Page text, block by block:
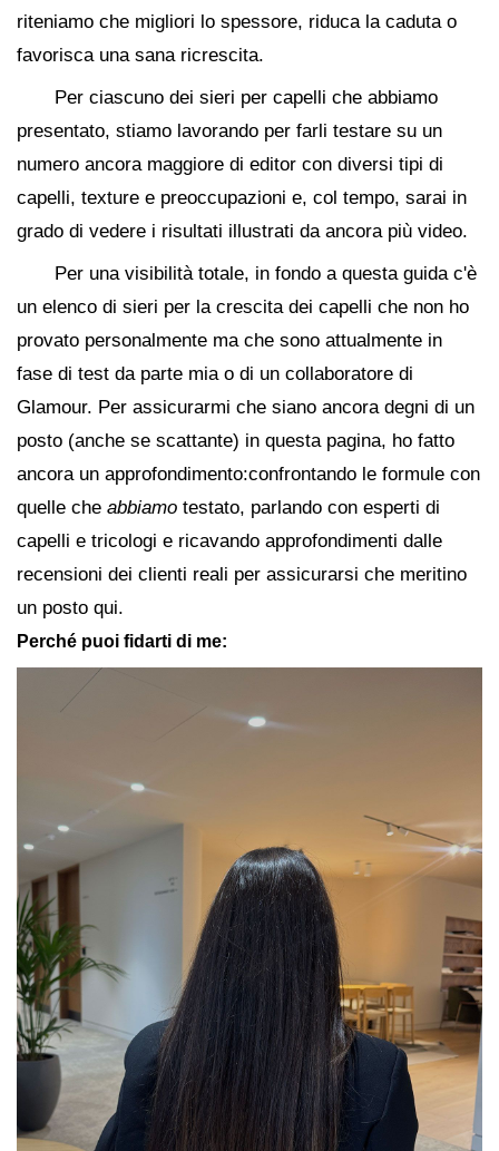
riteniamo che migliori lo spessore, riduca la caduta o
favorisca una sana ricrescita.
Per ciascuno dei sieri per capelli che abbiamo
presentato, stiamo lavorando per farli testare su un
numero ancora maggiore di editor con diversi tipi di
capelli, texture e preoccupazioni e, col tempo, sarai in
grado di vedere i risultati illustrati da ancora più video.
Per una visibilità totale, in fondo a questa guida c'è
un elenco di sieri per la crescita dei capelli che non ho
provato personalmente ma che sono attualmente in
fase di test da parte mia o di un collaboratore di
Glamour. Per assicurarmi che siano ancora degni di un
posto (anche se scattante) in questa pagina, ho fatto
ancora un approfondimento:confrontando le formule con
quelle che abbiamo testato, parlando con esperti di
capelli e tricologi e ricavando approfondimenti dalle
recensioni dei clienti reali per assicurarsi che meritino
un posto qui.
Perché puoi fidarti di me: